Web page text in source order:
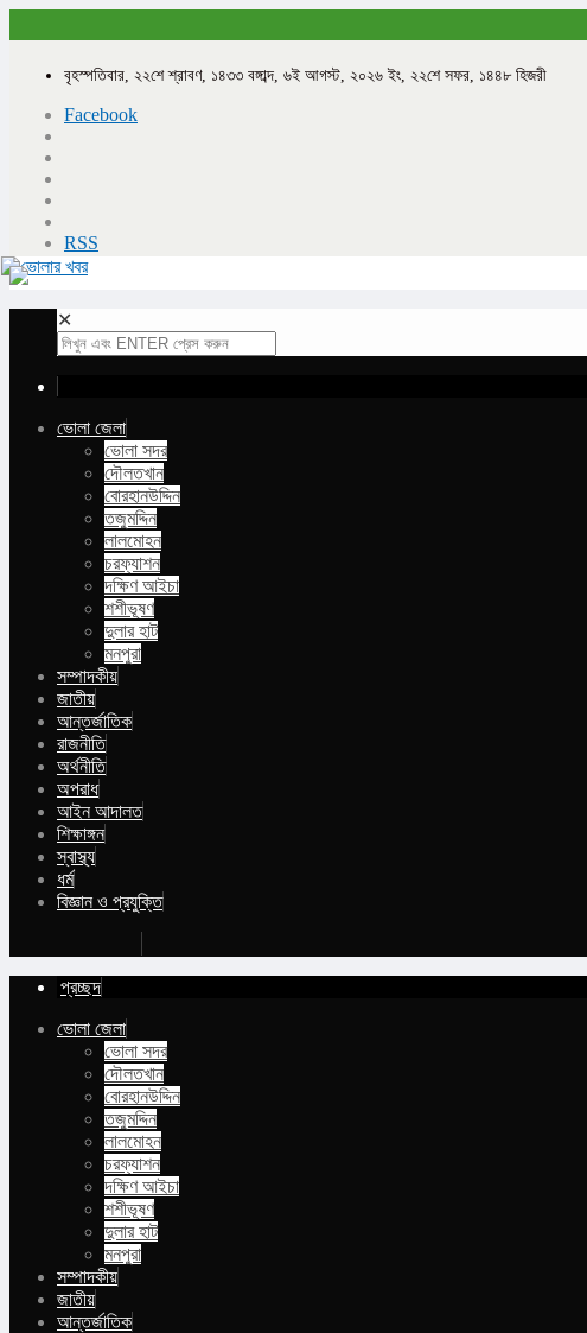
বৃহস্পতিবার, ২২শে শ্রাবণ, ১৪৩৩ বঙ্গাব্দ, ৬ই আগস্ট, ২০২৬ ইং, ২২শে সফর, ১৪৪৮ হিজরী
Facebook
RSS
✕
ভোলা জেলা
ভোলা সদর
দৌলতখান
বোরহানউদ্দিন
তজুমদ্দিন
লালমোহন
চরফ্যাশন
দক্ষিণ আইচা
শশীভূষণ
দুলার হাট
মনপুরা
সম্পাদকীয়
জাতীয়
আন্তর্জাতিক
রাজনীতি
অর্থনীতি
অপরাধ
আইন আদালত
শিক্ষাঙ্গন
স্বাস্থ্য
ধর্ম
বিজ্ঞান ও প্রযুক্তি
প্রচ্ছদ
ভোলা জেলা
ভোলা সদর
দৌলতখান
বোরহানউদ্দিন
তজুমদ্দিন
লালমোহন
চরফ্যাশন
দক্ষিণ আইচা
শশীভূষণ
দুলার হাট
মনপুরা
সম্পাদকীয়
জাতীয়
আন্তর্জাতিক